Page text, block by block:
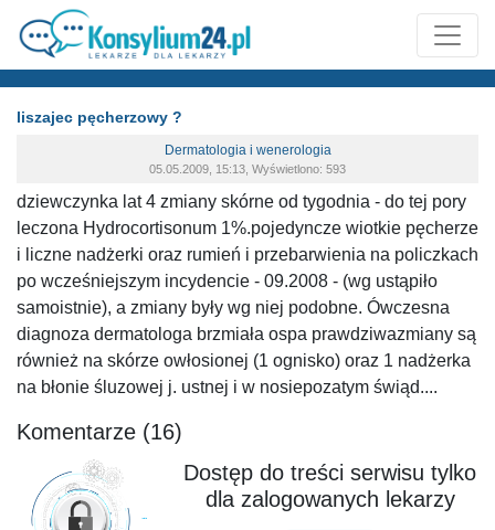
liszajec pęcherzowy ?
Dermatologia i wenerologia
05.05.2009, 15:13, Wyświetlono: 593
dziewczynka lat 4 zmiany skórne od tygodnia - do tej pory
leczona Hydrocortisonum 1%.pojedyncze wiotkie pęcherze
i liczne nadżerki oraz rumień i przebarwienia na policzkach
po wcześniejszym incydencie - 09.2008 - (wg ustąpiło
samoistnie), a zmiany były wg niej podobne. Ówczesna
diagnoza dermatologa brzmiała ospa prawdziwazmiany są
również na skórze owłosionej (1 ognisko) oraz 1 nadżerka
na błonie śluzowej j. ustnej i w nosiepozatym świąd....
Komentarze (16)
Dostęp do treści serwisu tylko
dla zalogowanych lekarzy